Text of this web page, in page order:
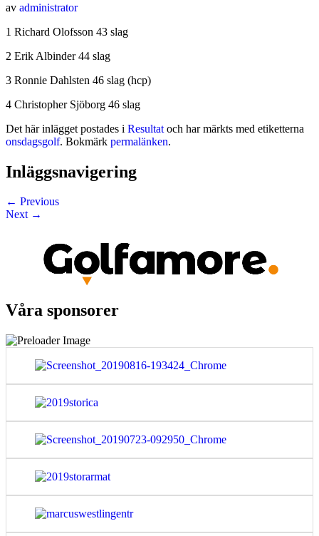
av administrator
1 Richard Olofsson 43 slag
2 Erik Albinder 44 slag
3 Ronnie Dahlsten 46 slag (hcp)
4 Christopher Sjöborg 46 slag
Det här inlägget postades i Resultat och har märkts med etiketterna
onsdagsgolf. Bokmärk permalänken.
Inläggsnavigering
← Previous
Next →
Våra sponsorer